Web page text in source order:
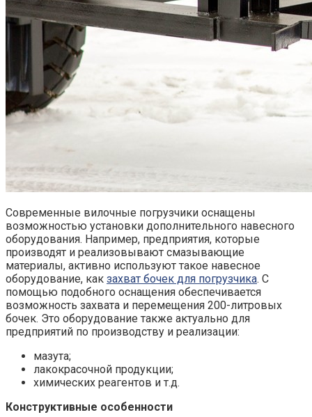
Современные вилочные погрузчики оснащены
возможностью установки дополнительного навесного
оборудования. Например, предприятия, которые
производят и реализовывают смазывающие
материалы, активно используют такое навесное
оборудование, как захват бочек для погрузчика. С
помощью подобного оснащения обеспечивается
возможность захвата и перемещения 200-литровых
бочек. Это оборудование также актуально для
предприятий по производству и реализации:
мазута;
лакокрасочной продукции;
химических реагентов и т.д.
Конструктивные особенности